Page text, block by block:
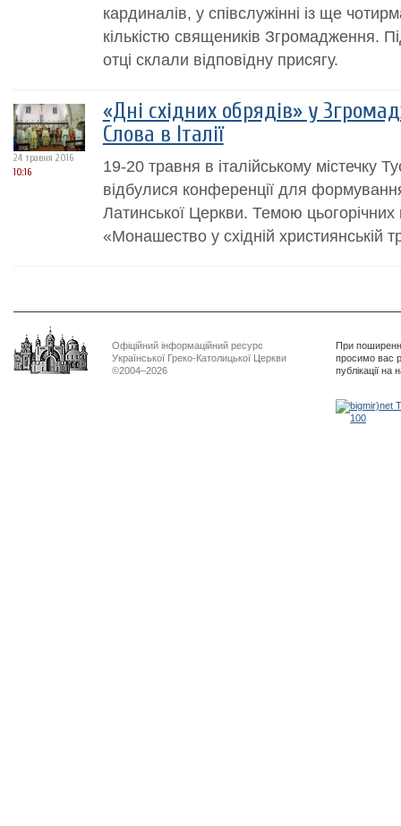
кардиналів, у співслужінні із ще
кількістю священиків Згромадження.
отці склали відповідну присягу.
24 травня 2016
10:16
«Дні східних обрядів» у
Слова в Італії
19-20 травня в італійському містечку
відбулися конференції для
Латинської Церкви. Темою
«Монашество у східній християнській
Офіційний інформаційний ресурс
Української Греко-Католицької Церкви
©2004–2026
При
просимо вас
публікації на